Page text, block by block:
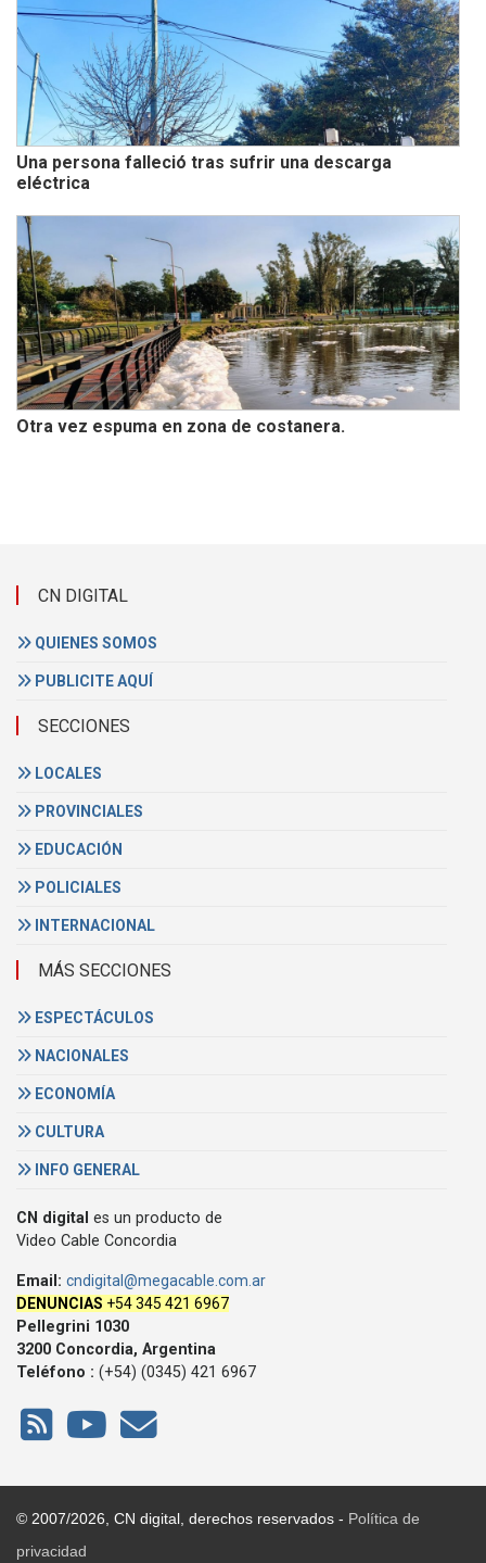
Una persona falleció tras sufrir una descarga
eléctrica
Otra vez espuma en zona de costanera.
CN DIGITAL
QUIENES SOMOS
PUBLICITE AQUÍ
SECCIONES
LOCALES
PROVINCIALES
EDUCACIÓN
POLICIALES
INTERNACIONAL
MÁS SECCIONES
ESPECTÁCULOS
NACIONALES
ECONOMÍA
CULTURA
INFO GENERAL
CN digital es un producto de
Video Cable Concordia
Email: cndigital@megacable.com.ar
DENUNCIAS +54 345 421 6967
Pellegrini 1030
3200 Concordia, Argentina
Teléfono : (+54) (0345) 421 6967
© 2007/2026, CN digital, derechos reservados - Política de
privacidad